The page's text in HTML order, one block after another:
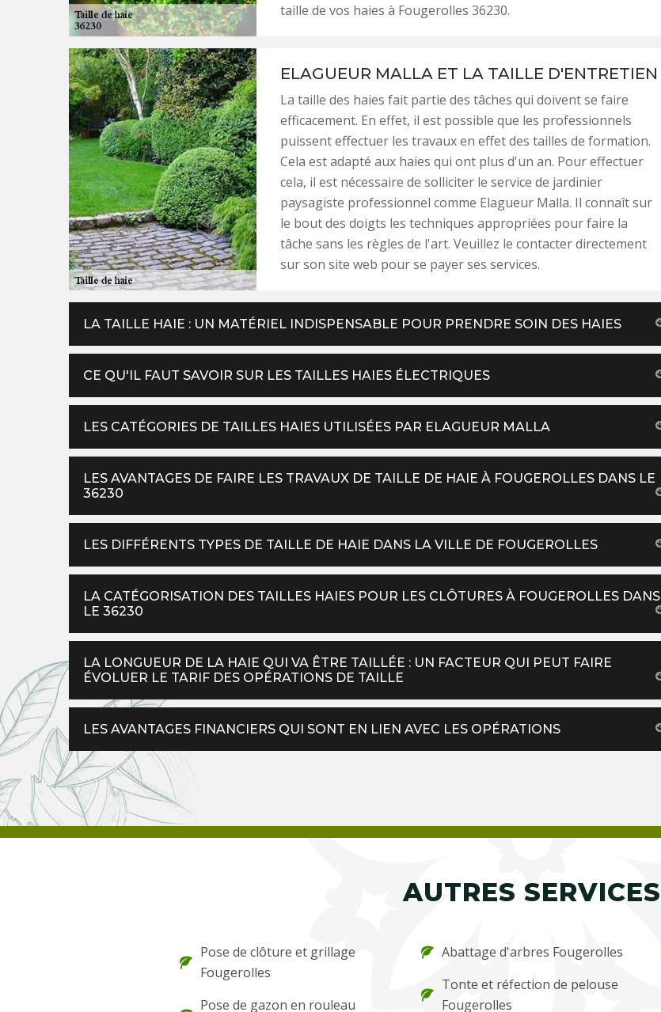
taille de vos haies à Fougerolles 36230.
ELAGUEUR MALLA ET LA TAILLE D'ENTRETIEN
La taille des haies fait partie des tâches qui doivent se faire
efficacement. En effet, il est possible que les professionnels
puissent effectuer les travaux en effet des tailles de formation.
Cela est adapté aux haies qui ont plus d'un an. Pour effectuer
cela, il est nécessaire de solliciter le service de jardinier
paysagiste professionnel comme Elagueur Malla. Il connaît sur
le bout des doigts les techniques appropriées pour faire la
tâche sans les règles de l'art. Veuillez le contacter directement
sur son site web pour se payer ses services.
LA TAILLE HAIE : UN MATÉRIEL INDISPENSABLE POUR PRENDRE SOIN DES HAIES
CE QU'IL FAUT SAVOIR SUR LES TAILLES HAIES ÉLECTRIQUES
LES CATÉGORIES DE TAILLES HAIES UTILISÉES PAR ELAGUEUR MALLA
LES AVANTAGES DE FAIRE LES TRAVAUX DE TAILLE DE HAIE À FOUGEROLLES DANS LE
36230
LES DIFFÉRENTS TYPES DE TAILLE DE HAIE DANS LA VILLE DE FOUGEROLLES
LA CATÉGORISATION DES TAILLES HAIES POUR LES CLÔTURES À FOUGEROLLES DANS
LE 36230
LA LONGUEUR DE LA HAIE QUI VA ÊTRE TAILLÉE : UN FACTEUR QUI PEUT FAIRE
ÉVOLUER LE TARIF DES OPÉRATIONS DE TAILLE
LES AVANTAGES FINANCIERS QUI SONT EN LIEN AVEC LES OPÉRATIONS
AUTRES SERVICES
Pose de clôture et grillage
Fougerolles
Pose de gazon en rouleau
Abattage d'arbres Fougerolles
Tonte et réfection de pelouse
Fougerolles